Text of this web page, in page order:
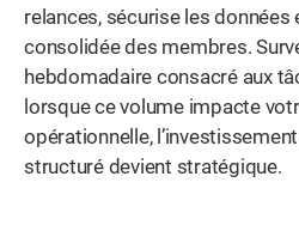
relances, sécurise les
consolidée des membres.
hebdomadaire consacré aux
lorsque ce volume impacte
opérationnelle,
structuré devient stratégique.